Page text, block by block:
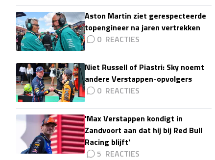
Aston Martin ziet gerespecteerde
topengineer na jaren vertrekken
0
Niet Russell of Piastri: Sky noemt
andere Verstappen-opvolgers
0
'Max Verstappen kondigt in
Zandvoort aan dat hij bij Red Bull
Racing blijft'
5